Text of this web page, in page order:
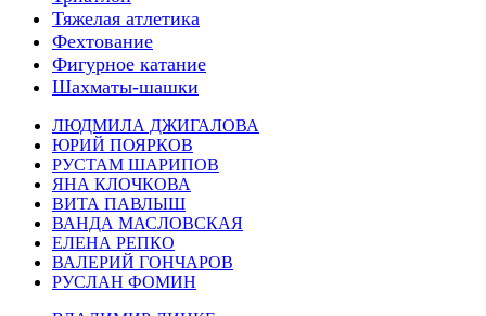
Тяжелая атлетика
Фехтование
Фигурное катание
Шахматы-шашки
ЛЮДМИЛА ДЖИГАЛОВА
ЮРИЙ ПОЯРКОВ
РУСТАМ ШАРИПОВ
ЯНА КЛОЧКОВА
ВИТА ПАВЛЫШ
ВАНДА МАСЛОВСКАЯ
ЕЛЕНА РЕПКО
ВАЛЕРИЙ ГОНЧАРОВ
РУСЛАН ФОМИН